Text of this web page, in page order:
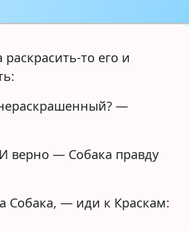
то его и
—
верно — Собака правду
Собака, — иди к Краскам: